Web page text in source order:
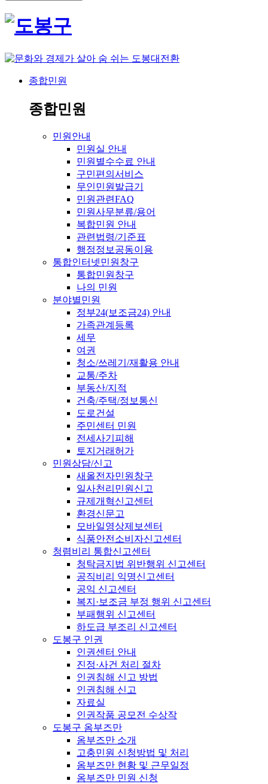
종합민원
종합민원
민원안내
민원실 안내
민원별수수료 안내
구민편의서비스
무인민원발급기
민원관련FAQ
민원사무분류/용어
복합민원 안내
관련법령/기준표
행정정보공동이용
통합인터넷민원창구
통합민원창구
나의 민원
분야별민원
정부24(보조금24) 안내
가족관계등록
세무
여권
청소/쓰레기/재활용 안내
교통/주차
부동산/지적
건축/주택/정보통신
도로건설
주민센터 민원
전세사기피해
토지거래허가
민원상담/신고
새올전자민원창구
일사천리민원신고
규제개혁신고센터
환경신문고
모바일영상제보센터
식품안전소비자신고센터
청렴비리 통합신고센터
청탁금지법 위반행위 신고센터
공직비리 익명신고센터
공익 신고센터
복지·보조금 부정 행위 신고센터
부패행위 신고센터
하도급 부조리 신고센터
도봉구 인권
인권센터 안내
진정·사건 처리 절차
인권침해 신고 방법
인권침해 신고
자료실
인권작품 공모전 수상작
도봉구 옴부즈만
옴부즈만 소개
고충민원 신청방법 및 처리
옴부즈만 현황 및 근무일정
옴부즈만 민원 신청